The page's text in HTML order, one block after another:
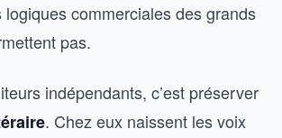
logiques commerciales des grands
pas.
indépendants, c’est préserver
. Chez eux naissent les voix